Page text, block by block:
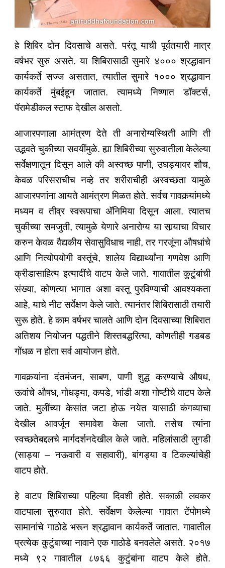
हे शिबिर दोन दिवसाचे असते. परंतू याची पूर्वतयारी मात्र
वर्षभर सुरु असते. या शिबिरासाठी सुमारे ४००० श्रद्धावान
कार्यकर्ते सज्ज असतात, त्यातील सुमारे १००० श्रद्धावान
कार्यकर्ते मुंबईहून जातात. त्यामध्ये निष्णात डॉक्टर्स,
पॅरामेडीकल स्टाफ देखील असतो.
आजारपणाला आमंत्रण देते ती अनारोग्यस्थिती आणि ती
उद्भवते चुकीच्या सवयींमुळे. ह्या शिबिरीच्या सुरुवातीला केलेल्या
सर्वेक्षणातून दिसून आले की अस्वच्छ पाणी, उघड्यावर शौच,
केवळ परिसराचीच नव्हे तर शरीराचीही अस्वच्छता यामुळे
आजारपणांना आयते आमंत्रण मिळत होते. सर्वच गावकर्‍यांमध्ये
मध्यम व तीव्र स्वरूपाचा अ‍ॅनिमिया दिसून आला. त्यातच
चुकीच्या समजुती, त्यामुळे येणारे अनारोग्य या सार्‍याचा विचार
करुन केवळ वैद्यकीय सेवासुविधाच नाही, तर गरजूंना औषधांचे
आणि नित्योपयोगी वस्तूंचे, शालेय विद्यार्थ्यांना गणवेश आणि
क्रीडासाहित्य इत्यादींचे वाटप केले जाते. गावातील कुटुंबांची
संख्या, कोणत्या भागात अशा वस्तू पुरविण्याची आवश्यकता
आहे, याचे नीट सर्वेक्षण केले जाते. त्यानंतर शिबिरासाठी तयारी
सुरू होते. हे काम वर्षभर चालते आणि दोन दिवसाच्या शिबिरात
अतिशय नियोजन पद्धतीने शिस्तबद्धरित्या, कोणतीही गडबड
गोंधळ न होता सर्व आयोजन होते.
गावकर्‍यांना दंतमंजन, साबण, पाणी शुद्ध करण्याचे औषध,
ऊवांचे औषध, गोधड्या, कपडे, भांडी अशा गोष्टीचे वाटप केले
जाते. मुलींच्या केसांत जटा होऊ नयेत यासाठी कंगव्याचा
देखील आवर्जून समावेश केला जातो. तसेच त्यांना
स्वच्छतेबद्दलचे मार्गदर्शनदेखील केले जाते. महिलांसाठी लुगडी
(साड्या – नऊवारी व सहावारी), बांगड्या व टिकल्यांचेही
वाटप होते.
हे वाटप शिबिराच्या पहिल्या दिवशी होते. सकाळी लवकर
वाटपाला सुरुवात होते. सर्वेक्षण केलेल्या गावात टेंपोमध्ये
सामानांचे गाठोडे भरून श्रद्धावान कार्यकर्ते जातात. गावातील
प्रत्येक कुटुंबाच्या नावाने एक गाठोडे बनवलेले असते. २०१७
मध्ये ९२ गावातील ८७६६ कुटुंबांना वाटप केले होते.